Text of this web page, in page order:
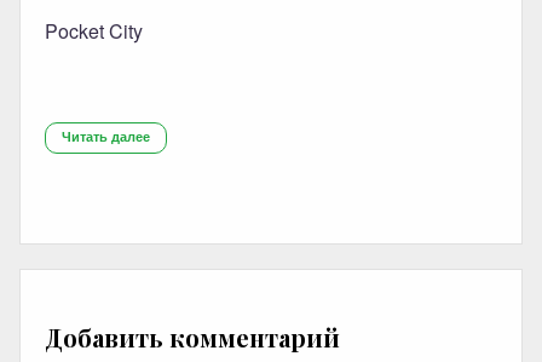
Pocket City
Читать далее
Добавить комментарий